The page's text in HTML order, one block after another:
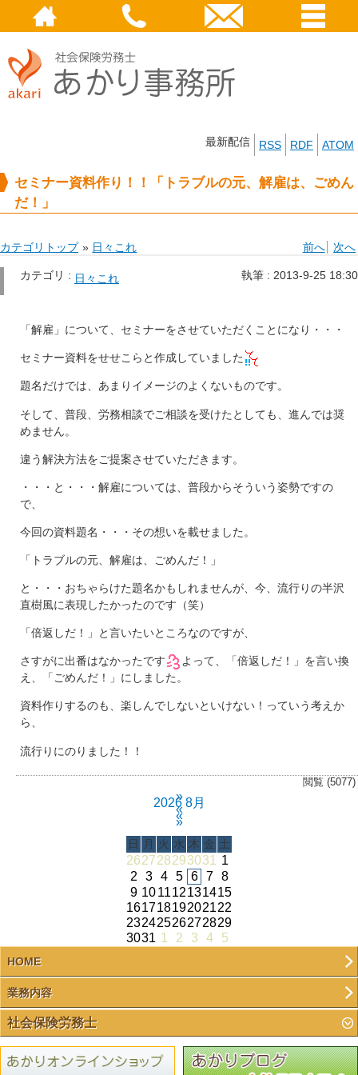
最新配信 RSS RDF ATOM
セミナー資料作り！！「トラブルの元、解雇は、ごめん
だ！」
カテゴリトップ » 日々これ 前へ 次へ
カテゴリ : 日々これ 執筆 : 2013-9-25 18:30
「解雇」について、セミナーをさせていただくことになり・・・
セミナー資料をせせこらと作成していました
題名だけでは、あまりイメージのよくないものです。
そして、普段、労務相談でご相談を受けたとしても、進んでは奨
めません。
違う解決方法をご提案させていただきます。
・・・と・・・解雇については、普段からそういう姿勢ですの
で、
今回の資料題名・・・その想いを載せました。
「トラブルの元、解雇は、ごめんだ！」
と・・・おちゃらけた題名かもしれませんが、今、流行りの半沢
直樹風に表現したかったのです（笑）
「倍返しだ！」と言いたいところなのですが、
さすがに出番はなかったです
よって、「倍返しだ！」を言い換
え、「ごめんだ！」にしました。
資料作りするのも、楽しんでしないといけない！っていう考えか
ら、
流行りにのりました！！
閲覧 (5077)
«
«
2026 8月
»
»
日 月 火 水 木 金 土
262728293031
1
2
3 4 5 6 7
8
9 101112131415
16171819202122
23242526272829
3031 1 2 3 4 5
HOME
業務内容
社会保険労務士